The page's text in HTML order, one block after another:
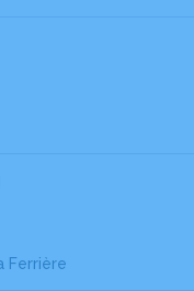
Ferrière